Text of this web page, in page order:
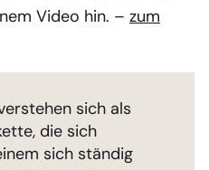
Video hin. – zum
sich als
die sich
sich ständig